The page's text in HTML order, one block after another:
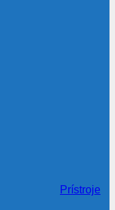
Prístroje